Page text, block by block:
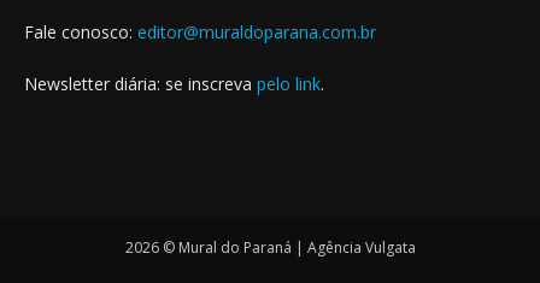
Fale conosco: editor@muraldoparana.com.br
Newsletter diária: se inscreva pelo link.
2026 © Mural do Paraná | Agência Vulgata